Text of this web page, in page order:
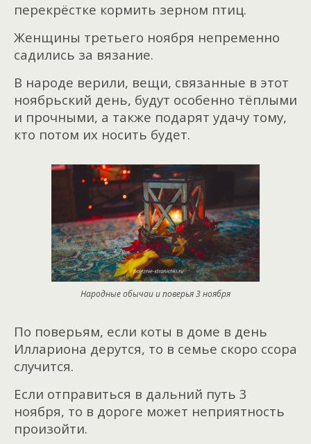
перекрёстке кормить зерном птиц.
Женщины третьего ноября непременно
садились за вязание.
В народе верили, вещи, связанные в этот
ноябрьский день, будут особенно тёплыми
и прочными, а также подарят удачу тому,
кто потом их носить будет.
Народные обычаи и поверья 3 ноября
По поверьям, если коты в доме в день
Иллариона дерутся, то в семье скоро ссора
случится.
Если отправиться в дальний путь 3
ноября, то в дороге может неприятность
произойти.